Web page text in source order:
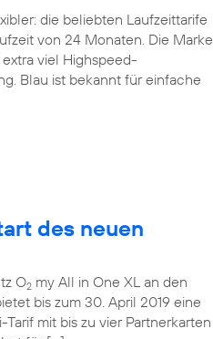
die beliebten Laufzeittarife
von 24 Monaten. Die Marke
viel Highspeed-
Blau ist bekannt für einfache
des neuen
O2 my All in One XL an den
bis zum 30. April 2019 eine
mit bis zu vier Partnerkarten